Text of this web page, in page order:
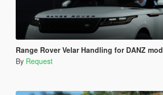
Range Rover Velar Handling for DANZ mod
By Request